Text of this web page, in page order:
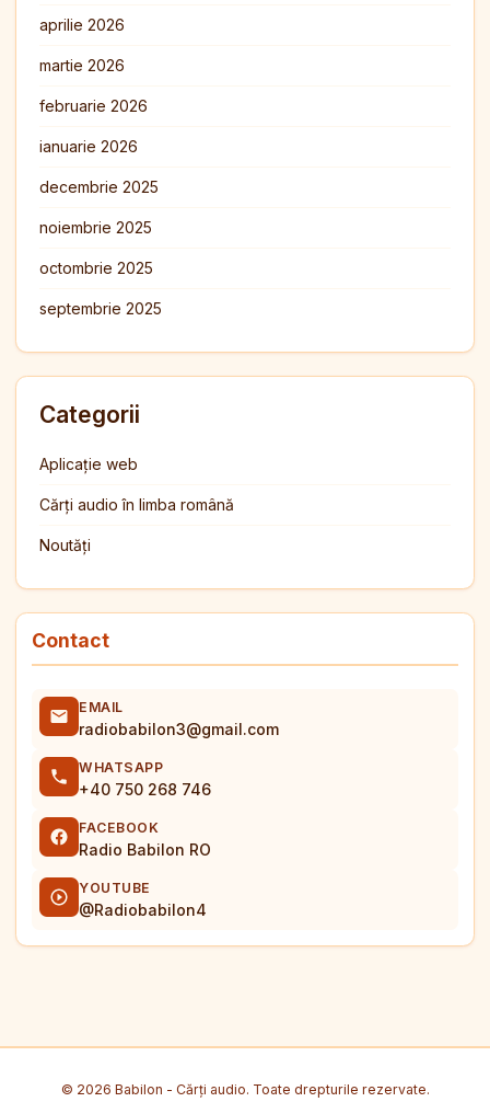
aprilie 2026
martie 2026
februarie 2026
ianuarie 2026
decembrie 2025
noiembrie 2025
octombrie 2025
septembrie 2025
Categorii
Aplicație web
Cărți audio în limba română
Noutăți
Contact
EMAIL
radiobabilon3@gmail.com
WHATSAPP
+40 750 268 746
FACEBOOK
Radio Babilon RO
YOUTUBE
@Radiobabilon4
© 2026 Babilon - Cărți audio. Toate drepturile rezervate.